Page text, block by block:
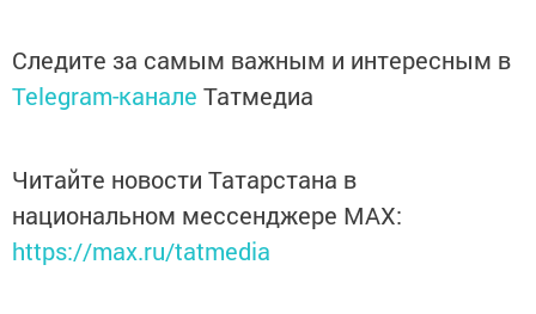
Следите за самым важным и интересным в
Telegram-канале Татмедиа
Читайте новости Татарстана в
национальном мессенджере MАХ:
https://max.ru/tatmedia